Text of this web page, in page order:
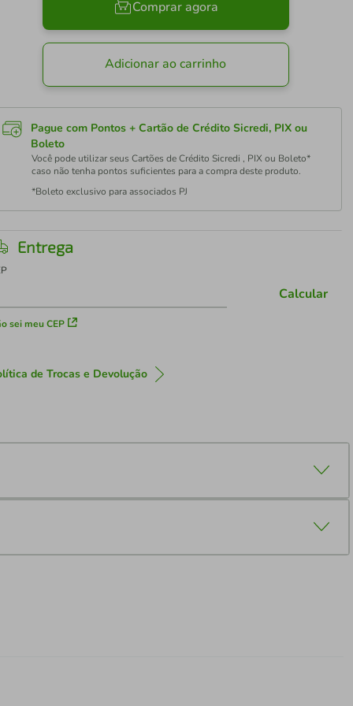
Comprar agora
Adicionar ao carrinho
Pague com Pontos + Cartão de Crédito Sicredi, PIX ou
Boleto
Você pode utilizar seus Cartões de Crédito Sicredi , PIX ou Boleto*
caso não tenha pontos suficientes para a compra deste produto.
*Boleto exclusivo para associados PJ
Entrega
sei meu CEP
Calcular
de Trocas e Devolução